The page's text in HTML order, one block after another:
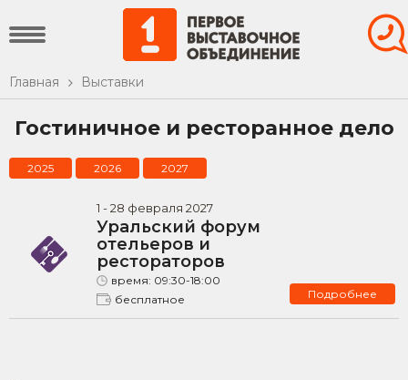
Главная Выставки
Гостиничное и ресторанное дело
2025 2026 2027
1 -28 февраля 2027
Уральский форум
отельеров и
рестораторов
время: 09:30-18:00
бесплатное
Подробнее